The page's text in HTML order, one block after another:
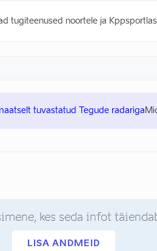
tugiteenused noortele ja
tuvastatud Tegude radariga
kes seda infot
LISA ANDMEID